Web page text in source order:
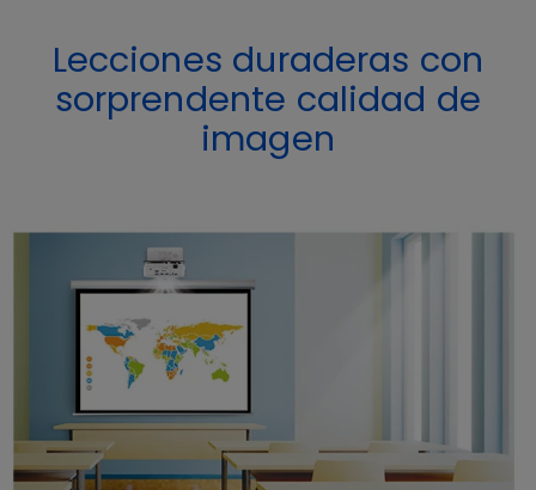
Lecciones duraderas con
sorprendente calidad de
imagen